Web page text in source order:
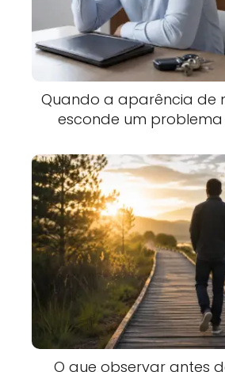
Quando a aparência de
esconde um
O que observar antes